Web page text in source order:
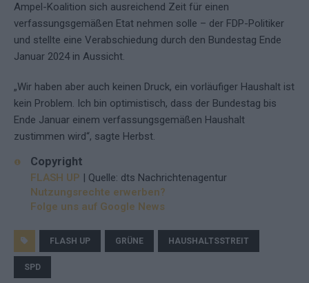
Ampel-Koalition sich ausreichend Zeit für einen
verfassungsgemäßen Etat nehmen solle – der FDP-Politiker
und stellte eine Verabschiedung durch den Bundestag Ende
Januar 2024 in Aussicht.
„Wir haben aber auch keinen Druck, ein vorläufiger Haushalt ist
kein Problem. Ich bin optimistisch, dass der Bundestag bis
Ende Januar einem verfassungsgemäßen Haushalt
zustimmen wird“, sagte Herbst.
Copyright
FLASH UP | Quelle: dts Nachrichtenagentur
Nutzungsrechte erwerben?
Folge uns auf Google News
FLASH UP GRÜNE HAUSHALTSSTREIT
SPD